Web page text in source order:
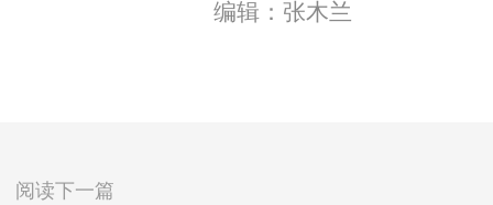
编辑：张木兰
阅读下一篇